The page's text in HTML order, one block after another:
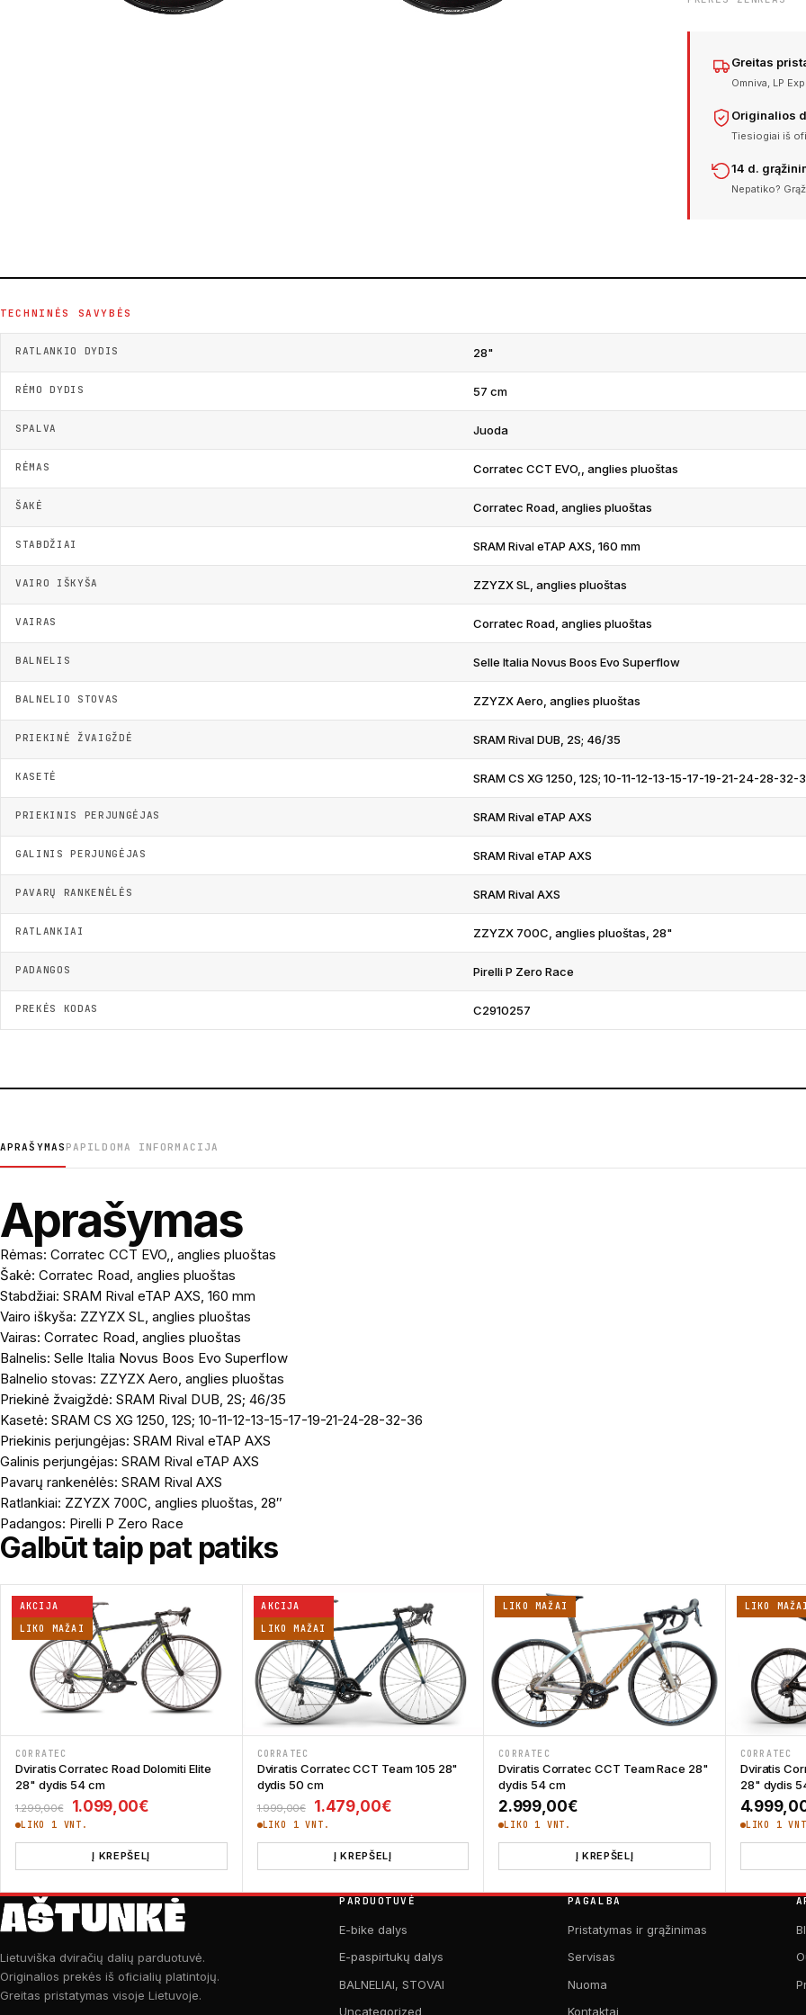
Greitas
Omniva, LP
Originalios
Tiesiogiai iš
14 d.
Nepatiko?
TECHNINĖS SAVYBĖS
RATLANKIO DYDIS 28"
RĖMO DYDIS 57 cm
SPALVA Juoda
RĖMAS Corratec CCT EVO,, anglies pluoštas
ŠAKĖ Corratec Road, anglies pluoštas
STABDŽIAI SRAM Rival eTAP AXS, 160 mm
VAIRO IŠKYŠA ZZYZX SL, anglies pluoštas
VAIRAS Corratec Road, anglies pluoštas
BALNELIS Selle Italia Novus Boos Evo Superflow
BALNELIO STOVAS ZZYZX Aero, anglies pluoštas
PRIEKINĖ ŽVAIGŽDĖ SRAM Rival DUB, 2S; 46/35
KASETĖ SRAM CS XG 1250, 12S; 10-11-12-13-15-17-19-21-24-28-32-
PRIEKINIS PERJUNGĖJAS SRAM Rival eTAP AXS
GALINIS PERJUNGĖJAS SRAM Rival eTAP AXS
PAVARŲ RANKENĖLĖS SRAM Rival AXS
RATLANKIAI ZZYZX 700C, anglies pluoštas, 28"
PADANGOS Pirelli P Zero Race
PREKĖS KODAS C2910257
APRAŠYMAS PAPILDOMA INFORMACIJA
Aprašymas
Rėmas: Corratec CCT EVO,, anglies pluoštas
Šakė: Corratec Road, anglies pluoštas
Stabdžiai: SRAM Rival eTAP AXS, 160 mm
Vairo iškyša: ZZYZX SL, anglies pluoštas
Vairas: Corratec Road, anglies pluoštas
Balnelis: Selle Italia Novus Boos Evo Superflow
Balnelio stovas: ZZYZX Aero, anglies pluoštas
Priekinė žvaigždė: SRAM Rival DUB, 2S; 46/35
Kasetė: SRAM CS XG 1250, 12S; 10-11-12-13-15-17-19-21-24-28-32-36
Priekinis perjungėjas: SRAM Rival eTAP AXS
Galinis perjungėjas: SRAM Rival eTAP AXS
Pavarų rankenėlės: SRAM Rival AXS
Ratlankiai: ZZYZX 700C, anglies pluoštas, 28″
Padangos: Pirelli P Zero Race
Galbūt taip pat patiks
AKCIJA
LIKO MAŽAI
CORRATEC
Dviratis Corratec Road Dolomiti Elite
28" dydis 54 cm
1.299,00€ Original price was: 1.299,00€.
1.099,00€Current price is: 1.099,00€.
LIKO 1 VNT.
Į KREPŠELĮ
AKCIJA
LIKO MAŽAI
CORRATEC
Dviratis Corratec CCT Team 105 28"
dydis 50 cm
1.999,00€ Original price was: 1.999,00€.
1.479,00€Current price is: 1.479,00€.
LIKO 1 VNT.
Į KREPŠELĮ
LIKO MAŽAI
CORRATEC
Dviratis Corratec CCT Team Race 28"
dydis 54 cm
2.999,00€
LIKO 1 VNT.
Į KREPŠELĮ
LIKO
CORRATEC
Dviratis
28" dydis
LIKO 1
Lietuviška dviračių dalių parduotuvė.
Originalios prekės iš oficialių platintojų.
Greitas pristatymas visoje Lietuvoje.
PARDUOTUVĖ
E-bike dalys
E-paspirtukų dalys
BALNELIAI, STOVAI
Uncategorized
PAGALBA
Pristatymas ir grąžinimas
Servisas
Nuoma
Kontaktai